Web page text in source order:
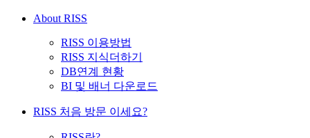
About RISS
RISS 이용방법
RISS 지식더하기
DB연계 현황
BI 및 배너 다운로드
RISS 처음 방문 이세요?